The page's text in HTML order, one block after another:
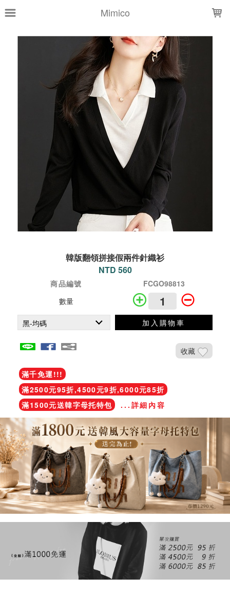
Mimico
韓版翻領拼接假兩件針織衫
NTD 560
商品編號
FCGO98813
數量
加入購物車
收藏
滿千免運!!!
滿2500元95折,4500元9折,6000元85折
滿1500元送韓字母托特包
...詳細內容